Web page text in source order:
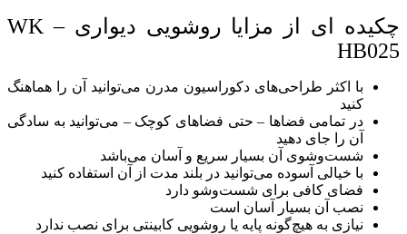
چکیده‌ ای از مزایا روشویی دیواری WK –
HB025
با اکثر طراحی‌های دکوراسیون مدرن می‌توانید آن را هماهنگ
کنید
در تمامی فضاها – حتی فضاهای کوچک – می‌توانید به سادگی
آن را جای دهید
شست‌وشوی آن بسیار سریع و آسان می‌باشد
با خیالی آسوده می‌توانید در بلند مدت از آن استفاده کنید
فضای کافی برای شست‌وشو دارد
نصب آن بسیار آسان است
نیازی به هیچ‌گونه پایه یا روشویی کابینتی برای نصب ندارد